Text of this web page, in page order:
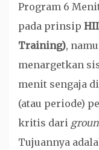
Program 6
pada prinsip
Training),
menargetkan
menit sengaja
(atau periode)
kritis dari
Tujuannya